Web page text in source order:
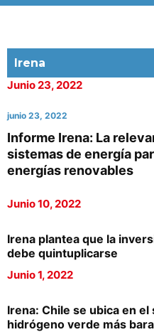
Irena
Junio 23, 2022
junio 23, 2022
Informe Irena: La
sistemas de energía
energías renovables
Junio 10, 2022
Irena plantea que la
debe quintuplicarse
Junio 1, 2022
Irena: Chile se ubica en
hidrógeno verde más